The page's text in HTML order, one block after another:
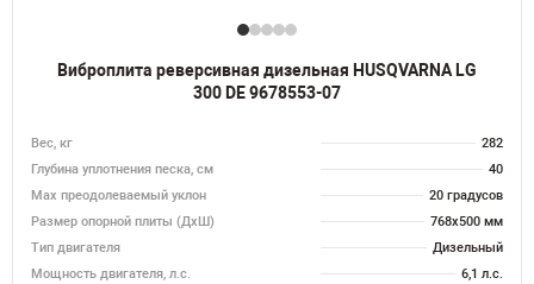
Виброплита реверсивная дизельная HUSQVARNA LG
300 DE 9678553-07
Вес, кг
282
Глубина уплотнения песка, см
40
Max преодолеваемый уклон
20 градусов
Размер опорной плиты (ДхШ)
768х500 мм
Тип двигателя
Дизельный
Мощность двигателя, л.с.
6,1 л.с.